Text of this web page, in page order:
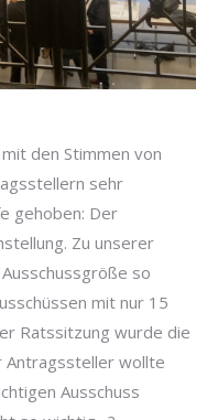
den Stimmen von
sehr
gehoben: Der
Zu unserer
so
mit nur 15
Ratssitzung wurde die
Antragssteller wollte
Ausschuss